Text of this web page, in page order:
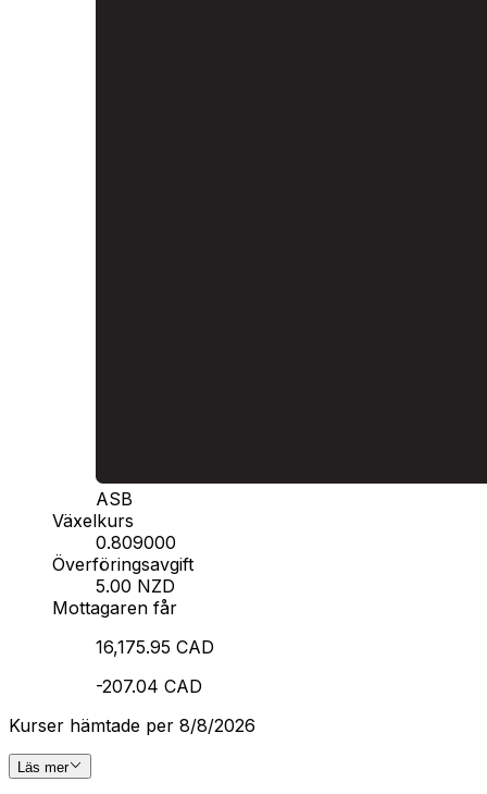
ASB
Växelkurs
0.809000
Överföringsavgift
5.00 NZD
Mottagaren får
16,175.95 CAD
-207.04 CAD
Kurser hämtade per 8/8/2026
Läs mer